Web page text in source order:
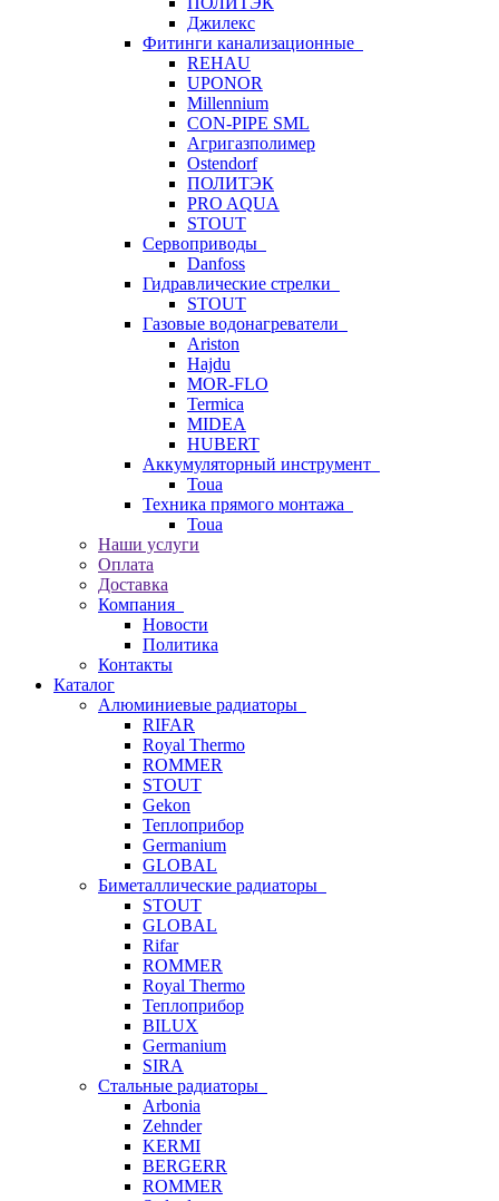
Джилекс
Фитинги канализационные
REHAU
UPONOR
Millennium
CON-PIPE SML
Агригазполимер
Ostendorf
ПОЛИТЭК
PRO AQUA
STOUT
Сервоприводы
Danfoss
Гидравлические стрелки
STOUT
Газовые водонагреватели
Ariston
Hajdu
MOR-FLO
Termica
MIDEA
HUBERT
Аккумуляторный инструмент
Toua
Техника прямого монтажа
Toua
Наши услуги
Оплата
Доставка
Компания
Новости
Политика
Контакты
Каталог
Алюминиевые радиаторы
RIFAR
Royal Thermo
ROMMER
STOUT
Gekon
Теплоприбор
Germanium
GLOBAL
Биметаллические радиаторы
STOUT
GLOBAL
Rifar
ROMMER
Royal Thermo
Теплоприбор
BILUX
Germanium
SIRA
Стальные радиаторы
Arbonia
Zehnder
KERMI
BERGERR
ROMMER